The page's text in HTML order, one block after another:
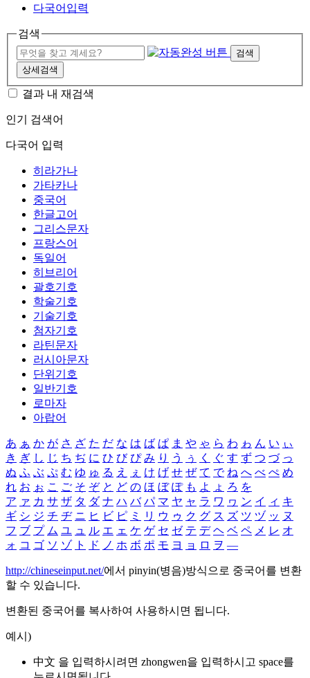
다국어입력
검색
검색
상세검색
결과 내 재검색
인기 검색어
다국어 입력
히라가나
가타카나
중국어
한글고어
그리스문자
프랑스어
독일어
히브리어
괄호기호
학술기호
기술기호
첨자기호
라틴문자
러시아문자
단위기호
일반기호
로마자
아랍어
あ ぁ か が さ ざ た だ な は ば ぱ ま や ゃ ら わ ゎ ん い ぃ
き ぎ し じ ち ぢ に ひ び ぴ み り う ぅ く ぐ す ず つ づ っ
ぬ ふ ぶ ぷ む ゆ ゅ る え ぇ け げ せ ぜ て で ね へ べ ぺ め
れ お ぉ こ ご そ ぞ と ど の ほ ぼ ぽ も よ ょ ろ を
ア ァ カ サ ザ タ ダ ナ ハ バ パ マ ヤ ャ ラ ワ ヮ ン イ ィ キ
ギ シ ジ チ ヂ ニ ヒ ビ ピ ミ リ ウ ゥ ク グ ス ズ ツ ヅ ッ ヌ
フ ブ プ ム ユ ュ ル エ ェ ケ ゲ セ ゼ テ デ ヘ ベ ペ メ レ オ
ォ コ ゴ ソ ゾ ト ド ノ ホ ボ ポ モ ヨ ョ ロ ヲ ―
http://chineseinput.net/에서 pinyin(병음)방식으로 중국어를 변환
할 수 있습니다.
변환된 중국어를 복사하여 사용하시면 됩니다.
예시)
中文 을 입력하시려면 zhongwen을 입력하시고 space를